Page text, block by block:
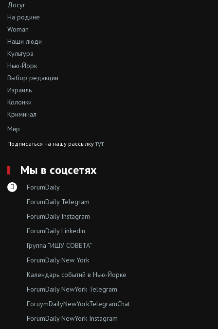
Досуг
На родине
Woman
Наши люди
Культура
Нью-Йорк
Выбор редакции
Израиль
Колонки
Криминал
Мир
Подписаться на нашу рассылкутут
Мы в соцсетях
ForumDaily
ForumDaily Telegram
ForumDaily Instagram
ForumDaily Linkedin
Группа “ИЩУ СОВЕТА”
ForumDaily New York
Календарь событий в Нью-Йорке
ForumDaily NewYork Telegram
ForuymDailyNewYorkTelegramChat
ForumDaily NewYork Instagram